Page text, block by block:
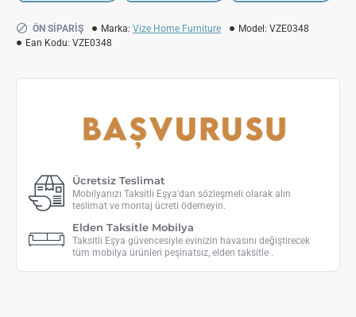
ÖN SIPARIŞ Marka: Vize Home Furniture Model: VZE0348
Ean Kodu: VZE0348
Ücretsiz Teslimat
Mobilyanızı Taksitli Eşya'dan sözleşmeli olarak alın
teslimat ve montaj ücreti ödemeyin.
Elden Taksitle Mobilya
Taksitli Eşya güvencesiyle evinizin havasını değiştirecek
tüm mobilya ürünleri peşinatsız, elden taksitle .